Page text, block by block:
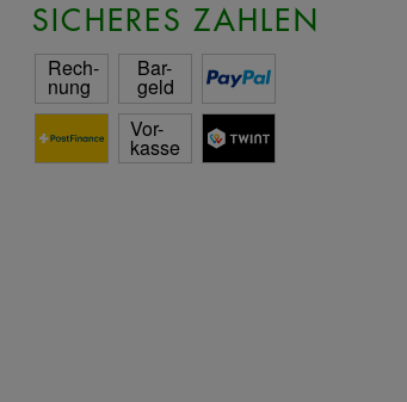
SICHERES ZAHLEN